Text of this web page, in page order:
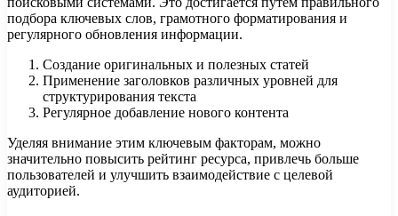
подбора ключевых слов, грамотного форматирования и
регулярного обновления информации.
Создание оригинальных и полезных статей
Применение заголовков различных уровней для
структурирования текста
Регулярное добавление нового контента
Уделяя внимание этим ключевым факторам, можно
значительно повысить рейтинг ресурса, привлечь больше
пользователей и улучшить взаимодействие с целевой
аудиторией.